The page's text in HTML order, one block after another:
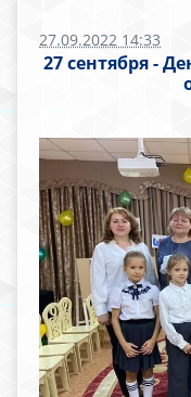
27.09.2022 14:33
27 сентября -